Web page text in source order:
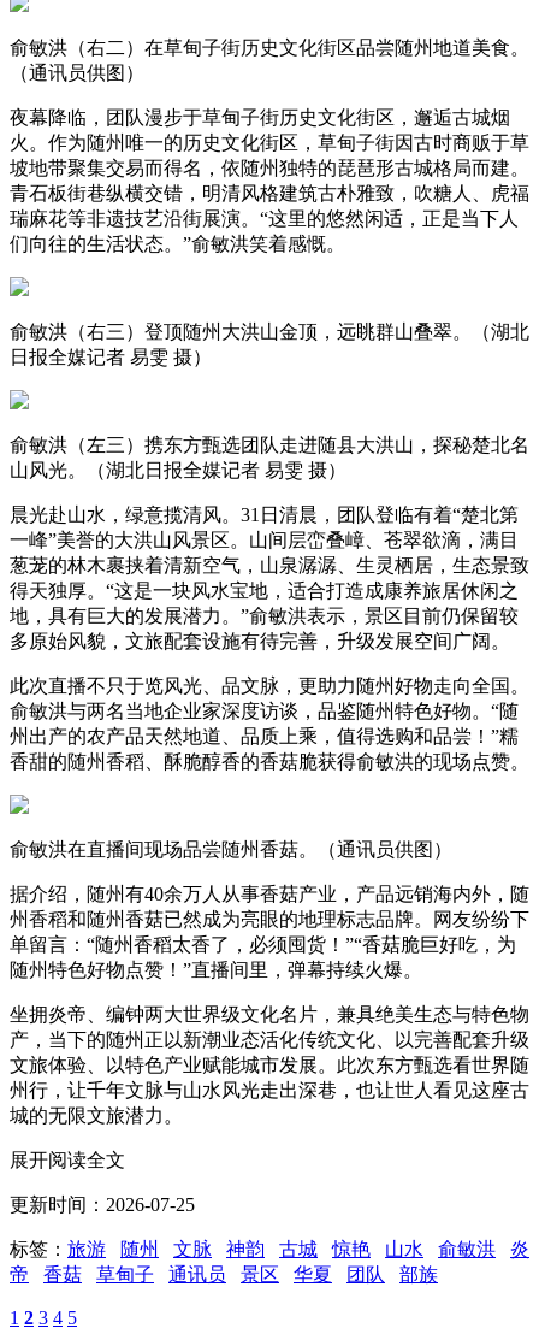
俞敏洪（右二）在草甸子街历史文化街区品尝随州地道美食。
（通讯员供图）
夜幕降临，团队漫步于草甸子街历史文化街区，邂逅古城烟
火。作为随州唯一的历史文化街区，草甸子街因古时商贩于草
坡地带聚集交易而得名，依随州独特的琵琶形古城格局而建。
青石板街巷纵横交错，明清风格建筑古朴雅致，吹糖人、虎福
瑞麻花等非遗技艺沿街展演。“这里的悠然闲适，正是当下人
们向往的生活状态。”俞敏洪笑着感慨。
俞敏洪（右三）登顶随州大洪山金顶，远眺群山叠翠。（湖北
日报全媒记者 易雯 摄）
俞敏洪（左三）携东方甄选团队走进随县大洪山，探秘楚北名
山风光。（湖北日报全媒记者 易雯 摄）
晨光赴山水，绿意揽清风。31日清晨，团队登临有着“楚北第
一峰”美誉的大洪山风景区。山间层峦叠嶂、苍翠欲滴，满目
葱茏的林木裹挟着清新空气，山泉潺潺、生灵栖居，生态景致
得天独厚。“这是一块风水宝地，适合打造成康养旅居休闲之
地，具有巨大的发展潜力。”俞敏洪表示，景区目前仍保留较
多原始风貌，文旅配套设施有待完善，升级发展空间广阔。
此次直播不只于览风光、品文脉，更助力随州好物走向全国。
俞敏洪与两名当地企业家深度访谈，品鉴随州特色好物。“随
州出产的农产品天然地道、品质上乘，值得选购和品尝！”糯
香甜的随州香稻、酥脆醇香的香菇脆获得俞敏洪的现场点赞。
俞敏洪在直播间现场品尝随州香菇。（通讯员供图）
据介绍，随州有40余万人从事香菇产业，产品远销海内外，随
州香稻和随州香菇已然成为亮眼的地理标志品牌。网友纷纷下
单留言：“随州香稻太香了，必须囤货！”“香菇脆巨好吃，为
随州特色好物点赞！”直播间里，弹幕持续火爆。
坐拥炎帝、编钟两大世界级文化名片，兼具绝美生态与特色物
产，当下的随州正以新潮业态活化传统文化、以完善配套升级
文旅体验、以特色产业赋能城市发展。此次东方甄选看世界随
州行，让千年文脉与山水风光走出深巷，也让世人看见这座古
城的无限文旅潜力。
展开阅读全文
更新时间：2026-07-25
标签： 旅游 随州 文脉 神韵 古城 惊艳 山水 俞敏洪
炎
帝
香菇 草甸子 通讯员 景区 华夏 团队 部族
1 2 3 4 5